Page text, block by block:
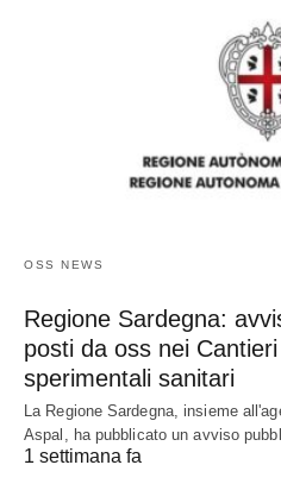
OSS NEWS
Regione Sardegna:
posti da oss nei
sperimentali sanitari
La Regione Sardegna, insieme
Aspal, ha pubblicato un avviso
1 settimana fa